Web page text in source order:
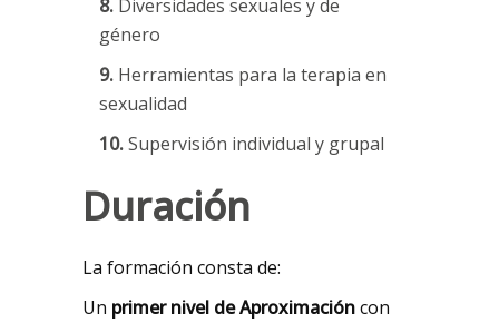
8. Diversidades sexuales y de
género
9. Herramientas para la terapia en
sexualidad
10.Supervisión individual y grupal
Duración
La formación consta de:
Un primer nivel de Aproximacióncon